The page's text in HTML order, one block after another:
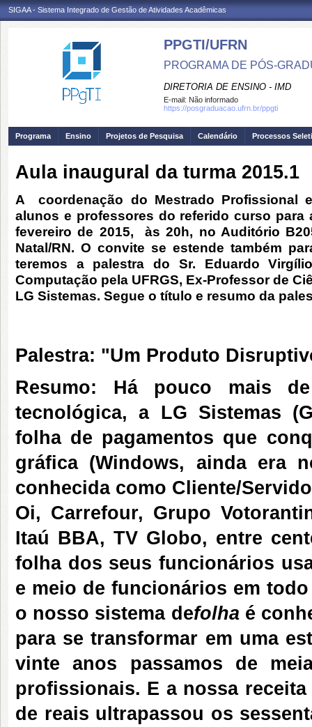
SIGAA - Sistema Integrado de Gestão de Atividades Acadêmicas
PPGTI/UFRN
PROGRAMA DE PÓS-
DIRETORIA DE ENSINO - IMD
E-mail: Não informado
https://posgraduacao.ufrn.br/ppgti
Programa Ensino Projetos de Pesquisa Calendário Processos
Aula inaugural da turma 2015.1
A coordenação do Mestrado Profissional
alunos e professores do referido curso para
fevereiro de 2015, às 20h, no Auditório
Natal/RN. O convite se estende também
teremos a palestra do Sr. Eduardo
Computação pela UFRGS, Ex-Professor de
LG Sistemas. Segue o título e resumo da
Palestra: "Um Produto
Resumo: Há pouco mais
tecnológica, a LG Sistemas
folha de pagamentos que
gráfica (Windows, ainda era
conhecida como Cliente/
Oi, Carrefour, Grupo
Itaú BBA, TV Globo, entre
folha dos seus funcionários
e meio de funcionários em
o nosso sistema defolhaé
para se transformar em uma
vinte anos passamos de
profissionais. E a nossa
de reais ultrapassou os